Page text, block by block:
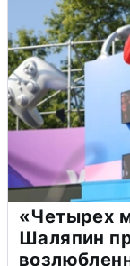
«Четырех
Шаляпин